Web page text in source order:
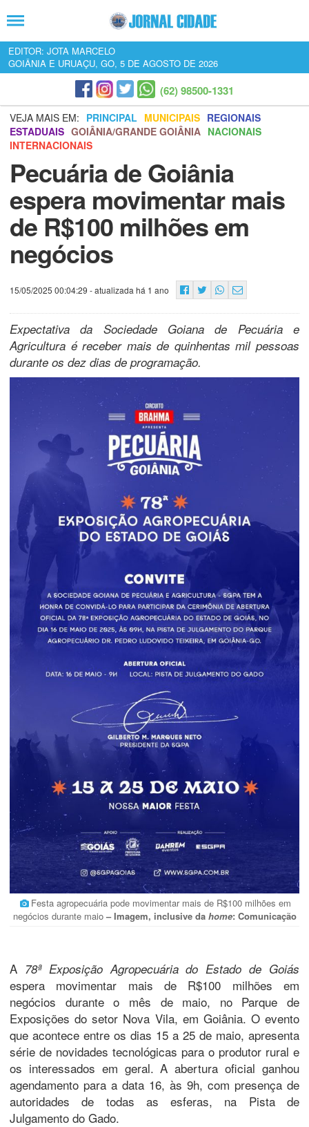
EDITOR: JOTA MARCELO
GOIÂNIA E URUAÇU, GO, 5 DE AGOSTO DE 2026
(62) 98500-1331
VEJA MAIS EM: PRINCIPAL MUNICIPAIS REGIONAIS
ESTADUAIS GOIÂNIA/GRANDE GOIÂNIA NACIONAIS
INTERNACIONAIS
Pecuária de Goiânia
espera movimentar mais
de R$100 milhões em
negócios
15/05/2025 00:04:29 - atualizada há 1 ano
Expectativa da Sociedade Goiana de Pecuária e
Agricultura é receber mais de quinhentas mil pessoas
durante os dez dias de programação.
Festa agropecuária pode movimentar mais de R$100 milhões em
negócios durante maio – Imagem, inclusive da home: Comunicação
A 78ª Exposição Agropecuária do Estado de Goiás
espera movimentar mais de R$100 milhões em
negócios durante o mês de maio, no Parque de
Exposições do setor Nova Vila, em Goiânia. O evento
que acontece entre os dias 15 a 25 de maio, apresenta
série de novidades tecnológicas para o produtor rural e
os interessados em geral. A abertura oficial ganhou
agendamento para a data 16, às 9h, com presença de
autoridades de todas as esferas, na Pista de
Julgamento do Gado.